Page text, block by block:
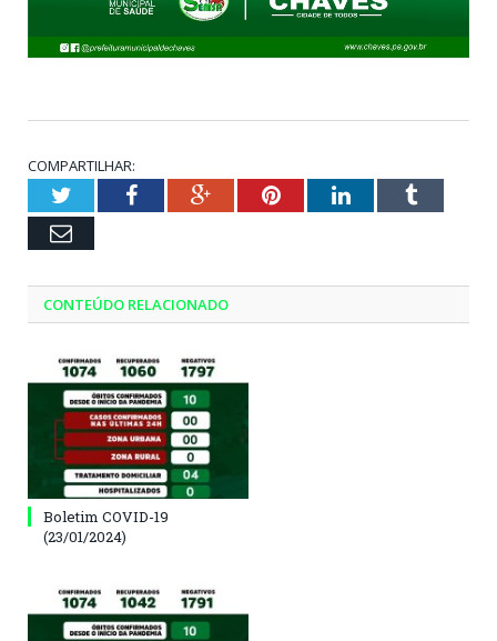
COMPARTILHAR:
TwitterFacebookGoogle+PinterestLinkedInTumblr
Email
CONTEÚDO RELACIONADO
Boletim COVID-19
(23/01/2024)